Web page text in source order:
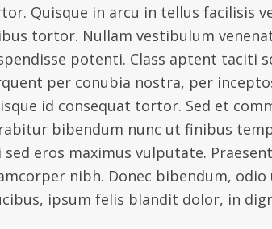
Quisque in arcu in tellus facilisis
tortor. Nullam vestibulum
potenti. Class aptent taciti
per conubia nostra, per
id consequat tortor. Sed et
bibendum nunc ut finibus
sed eros maximus vulputate.
nibh. Donec bibendum, odio
ipsum felis blandit dolor, in